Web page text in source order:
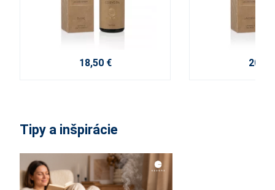
18,50 € 20,40
Tipy a inšpirácie